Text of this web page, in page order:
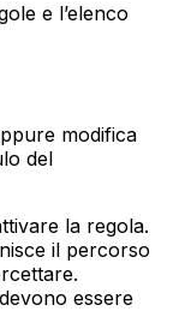
e l’elenco
modifica
del
la regola.
il percorso
essere